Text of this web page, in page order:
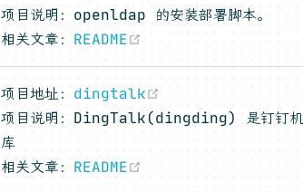
项目说明：openldap 的安装部署脚本。
相关文章： README
项目地址： dingtalk
项目说明：DingTalk(dingding) 是钉钉机
库
相关文章： README